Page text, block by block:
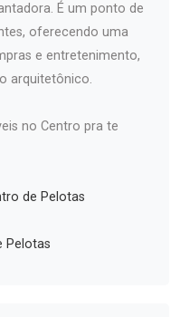
É um ponto de
oferecendo uma
e entretenimento,
arquitetônico.
no Centro pra te
de Pelotas
Pelotas